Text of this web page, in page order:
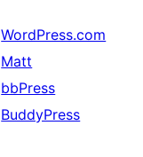
WordPress.com
Matt
bbPress
BuddyPress